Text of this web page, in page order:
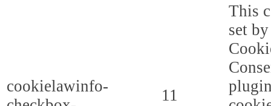
cookielawinfo-
11
This
set